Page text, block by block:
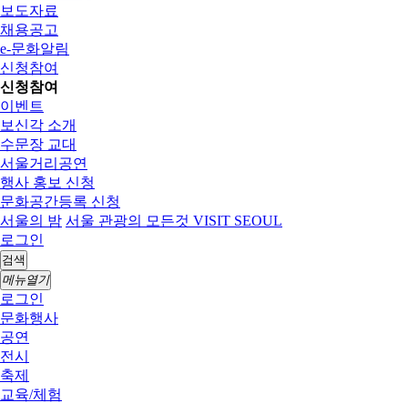
보도자료
채용공고
e-문화알림
신청참여
신청참여
이벤트
보신각 소개
수문장 교대
서울거리공연
행사 홍보 신청
문화공간등록 신청
서울의 밤 서울 관광의 모든것 VISIT SEOUL
로그인
검색
메뉴열기
로그인
문화행사
공연
전시
축제
교육/체험